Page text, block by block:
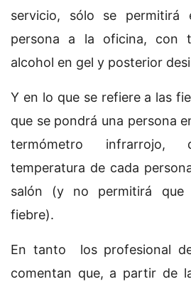
servicio, sólo se permitirá
persona a la oficina, con
alcohol en gel y posterior
Y en lo que se refiere a las
que se pondrá una persona
termómetro
temperatura de cada
salón (y no permitirá que
fiebre).
En tanto los profesional
comentan que, a partir de